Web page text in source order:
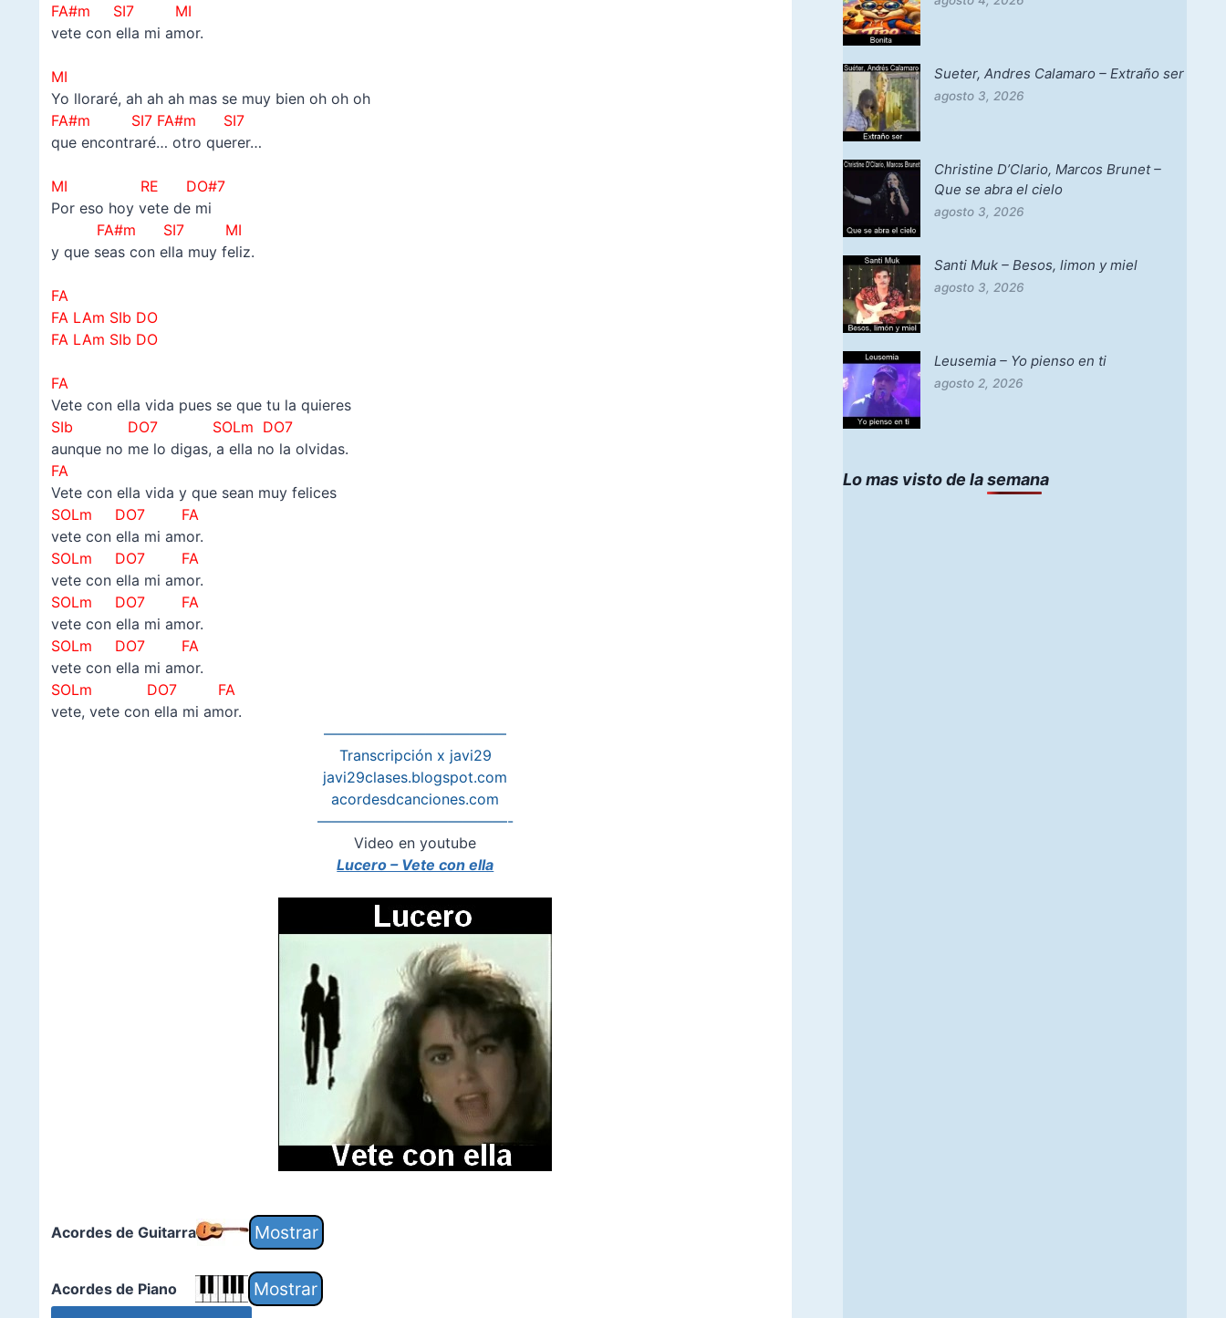
FA#m SI7 MI
vete con ella mi amor.
MI
Yo lloraré, ah ah ah mas se muy bien oh oh oh
FA#m SI7 FA#m SI7
que encontraré… otro querer…
MI RE DO#7
Por eso hoy vete de mi
FA#m SI7 MI
y que seas con ella muy feliz.
FA
FA LAm SIb DO
FA LAm SIb DO
FA
Vete con ella vida pues se que tu la quieres
SIb DO7 SOLm DO7
aunque no me lo digas, a ella no la olvidas.
FA
Vete con ella vida y que sean muy felices
SOLm DO7 FA
vete con ella mi amor.
SOLm DO7 FA
vete con ella mi amor.
SOLm DO7 FA
vete con ella mi amor.
SOLm DO7 FA
vete con ella mi amor.
SOLm DO7 FA
vete, vete con ella mi amor.
————————————–
Transcripción x javi29
javi29clases.blogspot.com
acordesdcanciones.com
—————————————-
Video en youtube
Lucero – Vete con ella
Acordes de Guitarra
Acordes de Piano
Sueter, Andres Calamaro – Extraño ser
agosto 3, 2026
Christine D’Clario, Marcos Brunet –
Que se abra el cielo
agosto 3, 2026
Santi Muk – Besos, limon y miel
agosto 3, 2026
Leusemia – Yo pienso en ti
agosto 2, 2026
Lo mas visto de la semana